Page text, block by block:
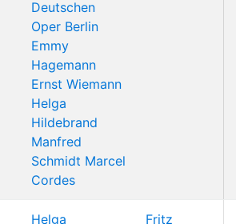
Deutschen
Oper Berlin
Emmy
Hagemann
Ernst Wiemann
Helga
Hildebrand
Manfred
Schmidt Marcel
Cordes
Helga
Fritz